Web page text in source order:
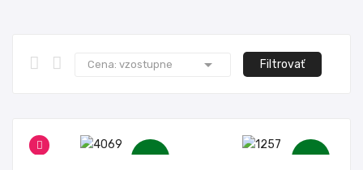
Cena: vzostupne  Filtrovať
-200,00 € -100,00 €